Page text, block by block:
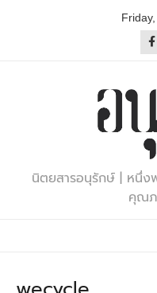
นิตยสารอนุรักษ์ | หนึ่ง
คุณ